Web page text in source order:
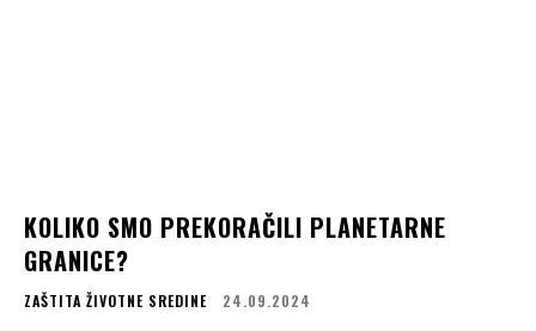
KOLIKO SMO PREKORAČILI PLANETARNE
GRANICE?
ZAŠTITA ŽIVOTNE SREDINE 24.09.2024